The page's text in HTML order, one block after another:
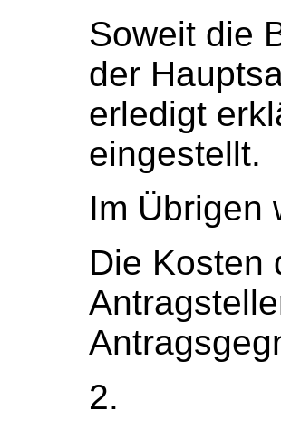
Soweit die
der
erledigt
eingestellt.
Im Übrigen
Die Kosten
2.